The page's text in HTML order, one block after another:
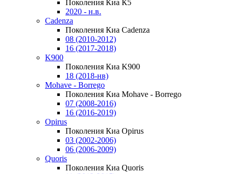
Поколения Киа К5
2020 - н.в.
Cadenza
Поколения Киа Cadenza
08 (2010-2012)
16 (2017-2018)
K900
Поколения Киа K900
18 (2018-нв)
Mohave - Borrego
Поколения Киа Mohave - Borrego
07 (2008-2016)
16 (2016-2019)
Opirus
Поколения Киа Opirus
03 (2002-2006)
06 (2006-2009)
Quoris
Поколения Киа Quoris